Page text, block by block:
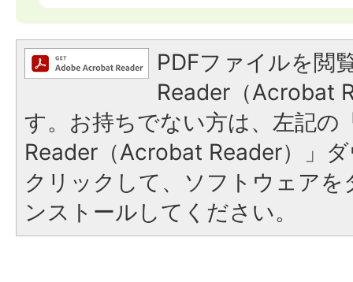
PDFファイルを閲
Reader（Acrobat
す。お持ちでない方は、左記の
Reader（Acrobat Reader）」
クリックして、ソフトウェア
ンストールしてください。